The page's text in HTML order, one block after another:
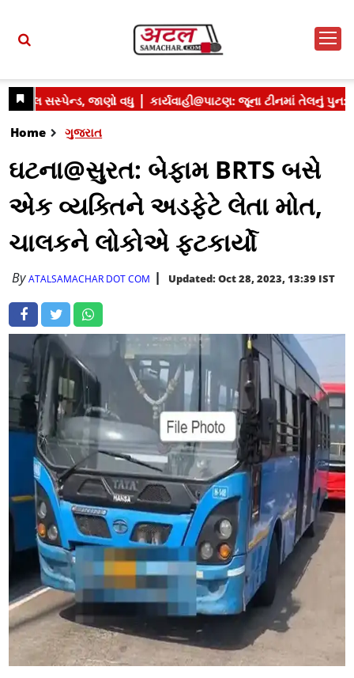
Home ગુજરાત
ઘટના@સુરત: બેફામ BRTS બસે
એક વ્યક્તિને અડફેટે લેતા મોત,
ચાલકને લોકોએ ફટકાર્યો
ByATALSAMACHAR DOT COM Updated: Oct 28, 2023, 13:39 IST